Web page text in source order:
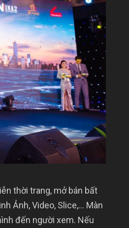
thời trang, mở bán bất
Ảnh, Video, Slice,… Màn
đến người xem. Nếu